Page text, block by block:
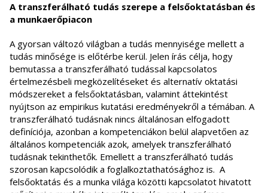
A transzferálható tudás szerepe a felsőoktatásban és
a munkaerőpiacon
A gyorsan változó világban a tudás mennyisége mellett a
tudás minősége is előtérbe kerül. Jelen írás célja, hogy
bemutassa a transzferálható tudással kapcsolatos
értelmezésbeli megközelítéseket és alternatív oktatási
módszereket a felsőoktatásban, valamint áttekintést
nyújtson az empirikus kutatási eredményekről a témában. A
transzferálható tudásnak nincs általánosan elfogadott
definíciója, azonban a kompetenciákon belül alapvetően az
általános kompetenciák azok, amelyek transzferálható
tudásnak tekinthetők. Emellett a transzferálható tudás
szorosan kapcsolódik a foglalkoztathatósághoz is. A
felsőoktatás és a munka világa közötti kapcsolatot hivatott